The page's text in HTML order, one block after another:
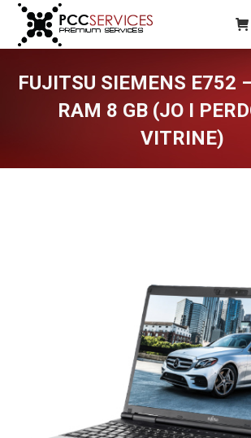
FUJITSU SIEMENS E752
RAM 8 GB (JO I
VITRINE)